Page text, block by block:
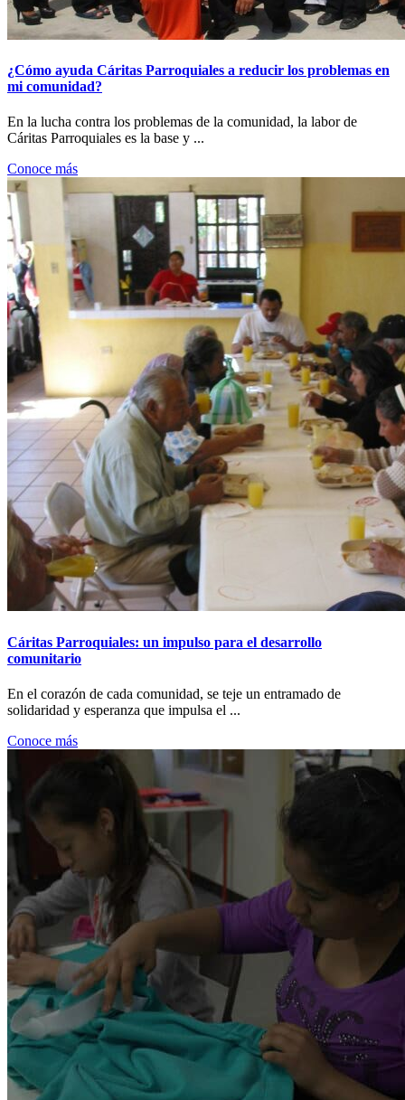
¿Cómo ayuda Cáritas Parroquiales a reducir los problemas en
mi comunidad?
En la lucha contra los problemas de la comunidad, la labor de
Cáritas Parroquiales es la base y ...
Conoce más
Cáritas Parroquiales: un impulso para el desarrollo
comunitario
En el corazón de cada comunidad, se teje un entramado de
solidaridad y esperanza que impulsa el ...
Conoce más